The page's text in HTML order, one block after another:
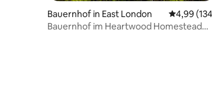
Bauernhof in East London
4,99
Bauernhof im Heartwood Homestead